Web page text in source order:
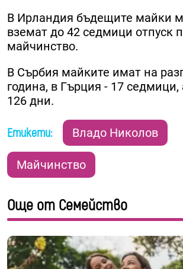
В Ирландия бъдещите майки
вземат до 42 седмици отпуск
майчинство.
В Сърбия майките имат на
година, в Гърция - 17
126 дни.
Етикети: Владо Николов
Майчинство
Още от Семейство